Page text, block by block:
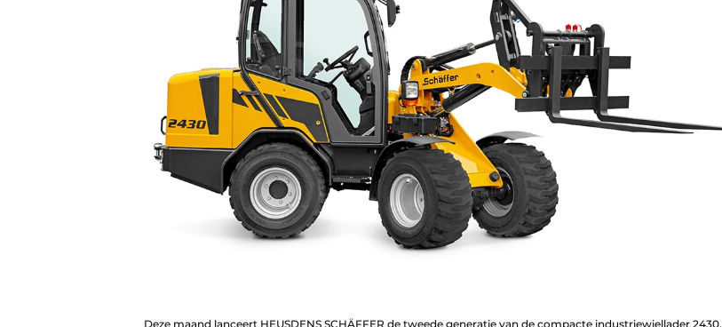
Deze maand lanceert HEUSDENS SCHÄFFER de tweede generatie van de compacte industriewiellader 2430.